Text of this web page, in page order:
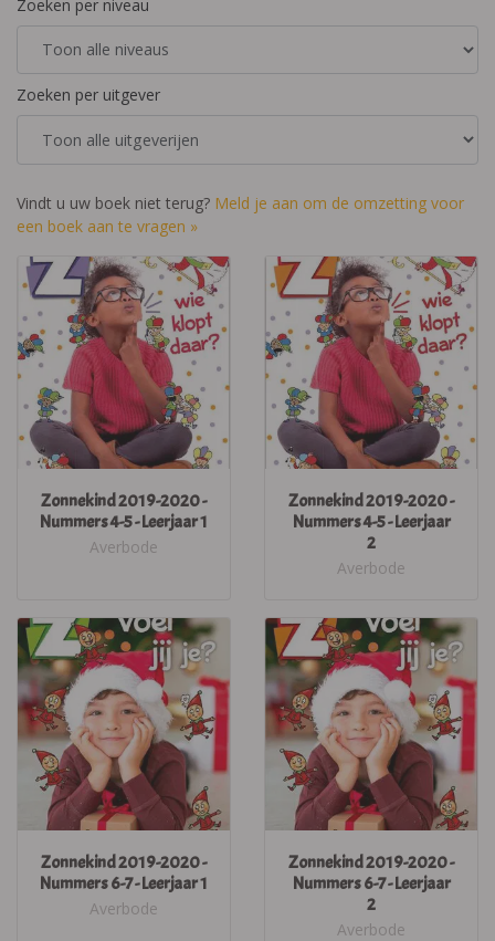
Zoeken per niveau
Zoeken per uitgever
Vindt u uw boek niet terug? Meld je aan om de omzetting voor
een boek aan te vragen »
Zonnekind 2019-2020 -
Nummers 4-5 - Leerjaar 1
Averbode
Zonnekind 2019-2020 -
Nummers 4-5 - Leerjaar
2
Averbode
Zonnekind 2019-2020 -
Nummers 6-7 - Leerjaar 1
Averbode
Zonnekind 2019-2020 -
Nummers 6-7 - Leerjaar
2
Averbode